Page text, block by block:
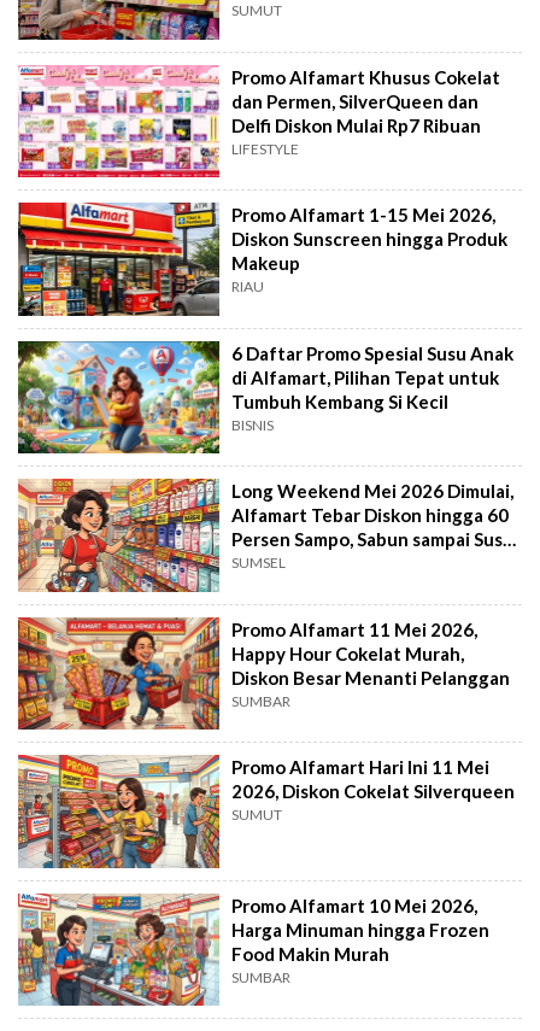
SUMUT
Promo Alfamart Khusus Cokelat
dan Permen, SilverQueen dan
Delfi Diskon Mulai Rp7 Ribuan
LIFESTYLE
Promo Alfamart 1-15 Mei 2026,
Diskon Sunscreen hingga Produk
Makeup
RIAU
6 Daftar Promo Spesial Susu Anak
di Alfamart, Pilihan Tepat untuk
Tumbuh Kembang Si Kecil
BISNIS
Long Weekend Mei 2026 Dimulai,
Alfamart Tebar Diskon hingga 60
Persen Sampo, Sabun sampai Susu
Anak
SUMSEL
Promo Alfamart 11 Mei 2026,
Happy Hour Cokelat Murah,
Diskon Besar Menanti Pelanggan
SUMBAR
Promo Alfamart Hari Ini 11 Mei
2026, Diskon Cokelat Silverqueen
SUMUT
Promo Alfamart 10 Mei 2026,
Harga Minuman hingga Frozen
Food Makin Murah
SUMBAR